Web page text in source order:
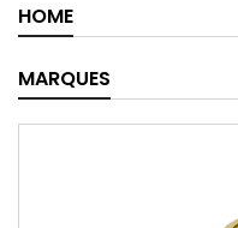
HOME
MARQUES